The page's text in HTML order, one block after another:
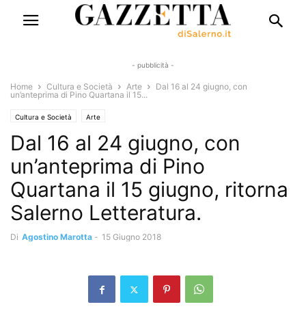
- pubblicità -
Home Cultura e Società Arte
Dal 16 al 24 giugno, con
un’anteprima di Pino Quartana il 15...
Cultura e Società Arte
Dal 16 al 24 giugno, con
un’anteprima di Pino
Quartana il 15 giugno, ritorna
Salerno Letteratura.
Di Agostino Marotta - 15 Giugno 2018